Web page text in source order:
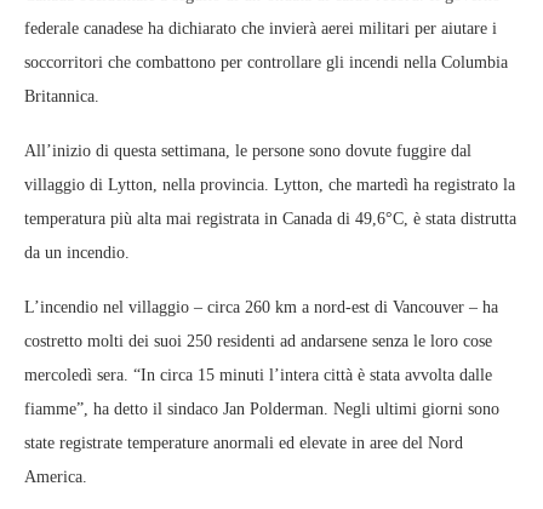
federale canadese ha dichiarato che invierà aerei militari per aiutare i
soccorritori che combattono per controllare gli incendi nella Columbia
Britannica.
All’inizio di questa settimana, le persone sono dovute fuggire dal
villaggio di Lytton, nella provincia. Lytton, che martedì ha registrato la
temperatura più alta mai registrata in Canada di 49,6°C, è stata distrutta
da un incendio.
L’incendio nel villaggio – circa 260 km a nord-est di Vancouver – ha
costretto molti dei suoi 250 residenti ad andarsene senza le loro cose
mercoledì sera. “In circa 15 minuti l’intera città è stata avvolta dalle
fiamme”, ha detto il sindaco Jan Polderman. Negli ultimi giorni sono
state registrate temperature anormali ed elevate in aree del Nord
America.